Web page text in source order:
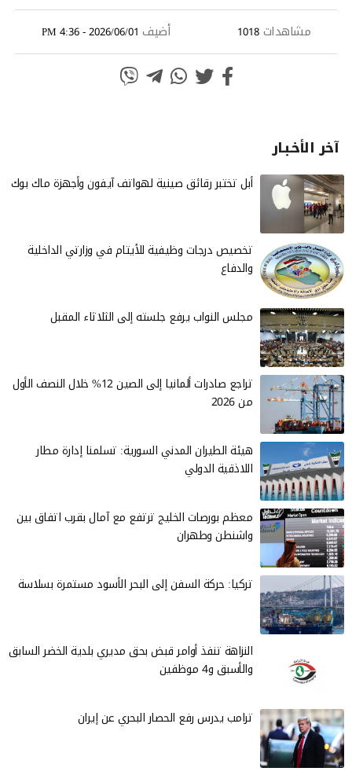
مشاهدات 1018 أضيف 2026/06/01 - 4:36 PM
آخر الأخـبـار
أبل تختبر رقائق صينية لهواتف آيفون وأجهزة ماك بوك
تخصيص درجات وظيفية للأيتام في وزارتي الداخلية
والدفاع
مجلس النواب يرفع جلسته إلى الثلاثاء المقبل
تراجع صادرات ألمانيا إلى الصين 12% خلال النصف الأول
من 2026
هيئة الطيران المدني السورية: تسلمنا إدارة مطار
اللاذقية الدولي
معظم بورصات الخليج ترتفع مع آمال بقرب اتفاق بين
واشنطن وطهران
تركيا: حركة السفن إلى البحر الأسود مستمرة بسلاسة
النزاهة تنفذ أوامر قبض بحق مديري بلدية الخضر السابق
والأسبق و4 موظفين
ترامب يدرس رفع الحصار البحري عن إيران